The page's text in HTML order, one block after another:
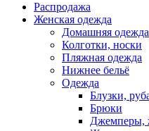
Распродажа
Женская одежда
Домашняя одежда
Колготки, носки
Пляжная одежда
Нижнее бельё
Одежда
Блузки,
Брюки
Джемперы,